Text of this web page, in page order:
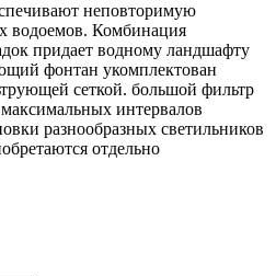
неповторимую
водоемов. Комбинация
придает водному ландшафту
фонтан укомплектован
сеткой. большой фильтр
интервалов
разнообразных светильников
отдельно